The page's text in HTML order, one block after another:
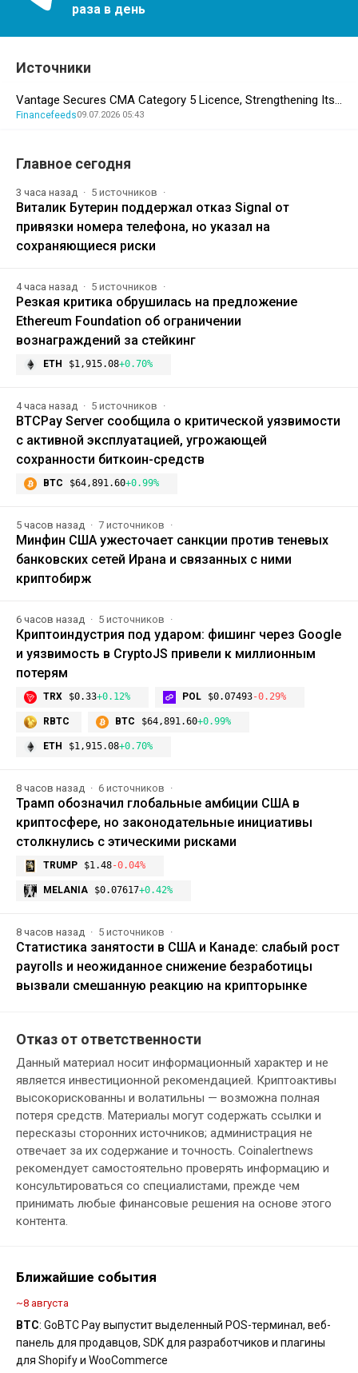
раза в день
Источники
Vantage Secures CMA Category 5 Licence, Strengthening Its…
Financefeeds09.07.2026 05:43
Главное сегодня
3 часа назад 5 источников
Виталик Бутерин поддержал отказ Signal от
привязки номера телефона, но указал на
сохраняющиеся риски
4 часа назад 5 источников
Резкая критика обрушилась на предложение
Ethereum Foundation об ограничении
вознаграждений за стейкинг
ETH $1,915.08+0.70%
4 часа назад 5 источников
BTCPay Server сообщила о критической уязвимости
с активной эксплуатацией, угрожающей
сохранности биткоин-средств
BTC $64,891.60+0.99%
5 часов назад 7 источников
Минфин США ужесточает санкции против теневых
банковских сетей Ирана и связанных с ними
криптобирж
6 часов назад 5 источников
Криптоиндустрия под ударом: фишинг через Google
и уязвимость в CryptoJS привели к миллионным
потерям
TRX $0.33+0.12% POL $0.07493-0.29%
RBTC BTC $64,891.60+0.99%
ETH $1,915.08+0.70%
8 часов назад 6 источников
Трамп обозначил глобальные амбиции США в
криптосфере, но законодательные инициативы
столкнулись с этическими рисками
TRUMP $1.48-0.04%
MELANIA $0.07617+0.42%
8 часов назад 5 источников
Статистика занятости в США и Канаде: слабый рост
payrolls и неожиданное снижение безработицы
вызвали смешанную реакцию на крипторынке
Отказ от ответственности
Данный материал носит информационный характер и не
является инвестиционной рекомендацией. Криптоактивы
высокорискованны и волатильны — возможна полная
потеря средств. Материалы могут содержать ссылки и
пересказы сторонних источников; администрация не
отвечает за их содержание и точность. Coinalertnews
рекомендует самостоятельно проверять информацию и
консультироваться со специалистами, прежде чем
принимать любые финансовые решения на основе этого
контента.
Ближайшие события
~8 августа
BTC: GoBTC Pay выпустит выделенный POS-терминал, веб-
панель для продавцов, SDK для разработчиков и плагины
для Shopify и WooCommerce